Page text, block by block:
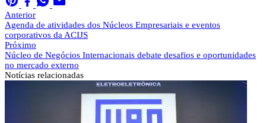
Anterior
Agenda de atividades dos Núcleos Empresariais e eventos
corporativos da ACIJS
Próximo
Núcleo de Negócios Internacionais debate desafios e oportunidades
no mercado externo
Notícias relacionadas